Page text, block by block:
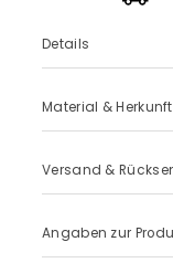
Details
Material & Herkunft
Versand &
Angaben zur